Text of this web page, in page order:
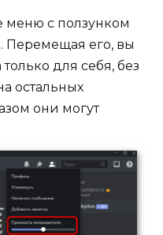
меню с ползунком
Перемещая его, вы
для себя, без
остальных
они могут